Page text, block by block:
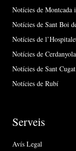
Notícies de Montcada
Notícies de Sant Boi
Notícies de
Notícies de
Notícies de Sant
Notícies de Rubí
Serveis
Avís Legal